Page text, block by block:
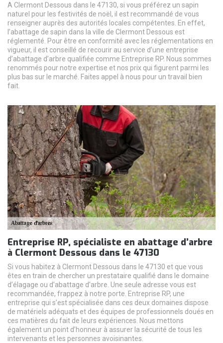
A Clermont Dessous dans le 47130, si vous préférez un sapin
naturel pour les festivités de noël, il est recommandé de vous
renseigner auprès des autorités locales compétentes. En effet,
l’abattage de sapin dans la ville de Clermont Dessous est
réglementé. Pour être en conformité avec les réglementations en
vigueur, il est conseillé de recourir au service d’une entreprise
d’abattage d’arbre qualifiée comme Entreprise RP. Nous sommes
renommés pour notre expertise et nos prix qui figurent parmi les
plus bas sur le marché. Faites appel à nous pour un travail bien
fait.
Entreprise RP, spécialiste en abattage d’arbre
à Clermont Dessous dans le 47130
Si vous habitez à Clermont Dessous dans le 47130 et que vous
êtes en train de chercher un prestataire qualifié dans le domaine
d’élagage ou d’abattage d’arbre. Une seule adresse vous est
recommandée, frappez à notre porte. Entreprise RP, une
entreprise qui s’est spécialisée dans ces deux domaines dispose
de matériels adéquats et des équipes de professionnels doués en
ces matières du fait de leurs expériences. Nous mettons
également un point d’honneur à assurer la sécurité de tous les
intervenants et les personnes avoisinantes.